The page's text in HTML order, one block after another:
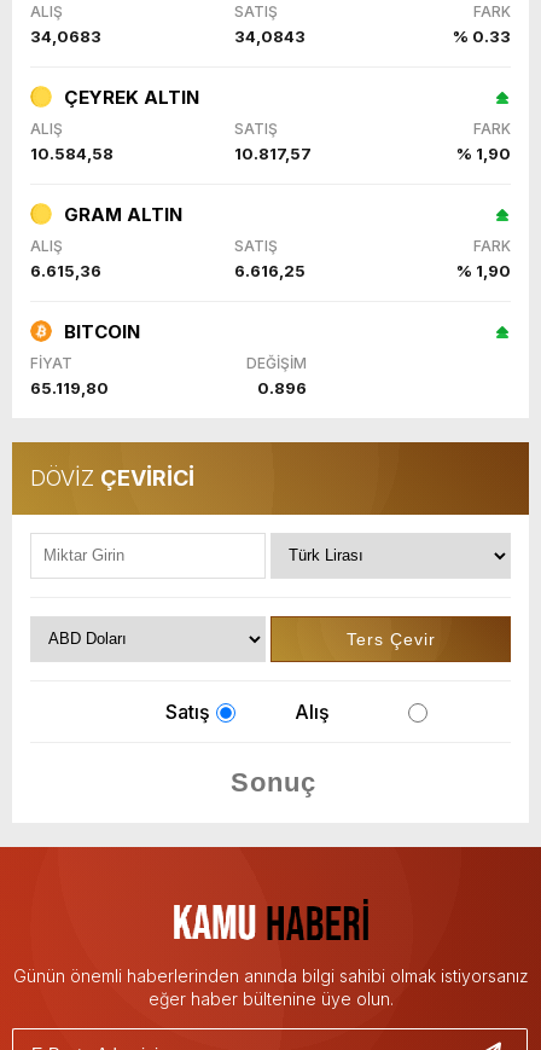
ALIŞ SATIŞ FARK
34,0683 34,0843 % 0.33
ÇEYREK ALTIN
ALIŞ SATIŞ FARK
10.584,58 10.817,57 % 1,90
GRAM ALTIN
ALIŞ SATIŞ FARK
6.615,36 6.616,25 % 1,90
BITCOIN
FİYAT DEĞİŞİM
65.119,80 0.896
DÖVİZ ÇEVİRİCİ
Satış Alış
Günün önemli haberlerinden anında bilgi sahibi olmak istiyorsanız
eğer haber bültenine üye olun.